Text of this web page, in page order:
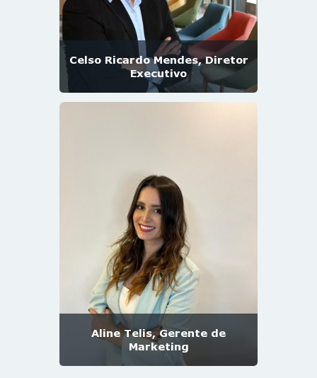
Celso Ricardo Mendes, Diretor
Executivo
Aline Telis, Gerente de
Marketing